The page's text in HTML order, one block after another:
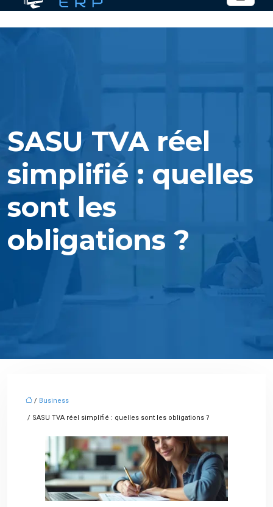
SASU TVA réel
simplifié : quelles
sont les
obligations ?
/ Business
/ SASU TVA réel simplifié : quelles sont les obligations ?